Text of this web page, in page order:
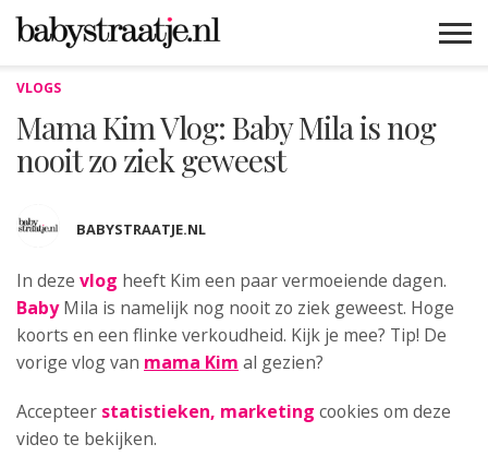
VLOGS
Mama Kim Vlog: Baby Mila is nog
nooit zo ziek geweest
BABYSTRAATJE.NL
In deze vlog heeft Kim een paar vermoeiende dagen.
BabyMila is namelijk nog nooit zo ziek geweest. Hoge
koorts en een flinke verkoudheid. Kijk je mee? Tip! De
vorige vlog van mama Kim al gezien?
Accepteer statistieken, marketing cookies om deze
video te bekijken.